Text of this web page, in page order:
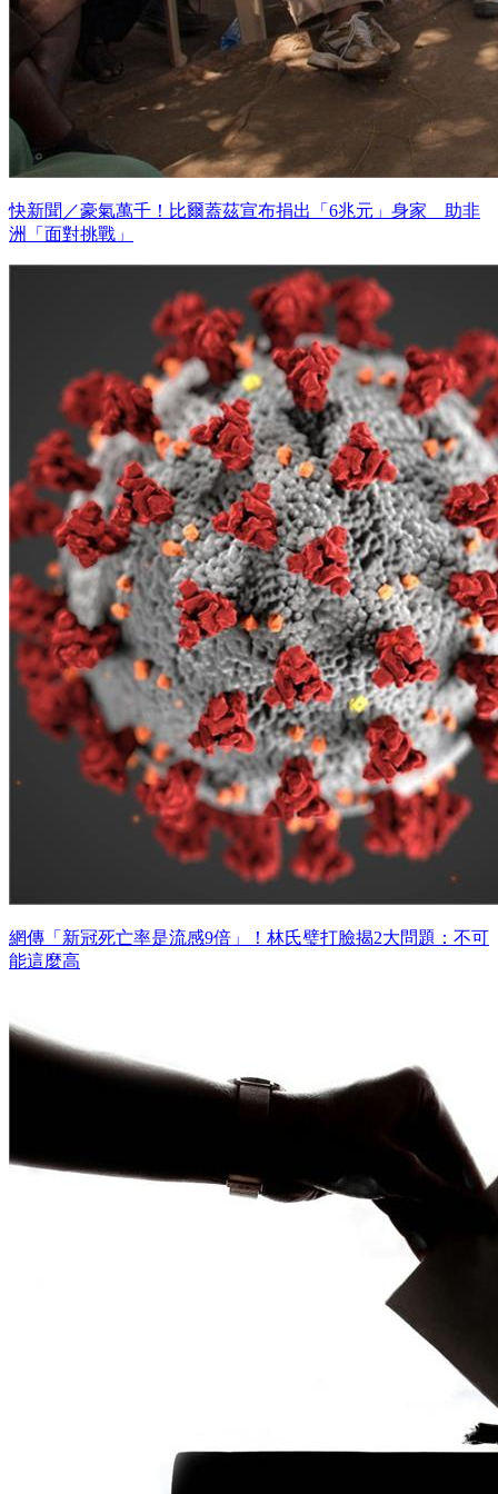
快新聞／豪氣萬千！比爾蓋茲宣布捐出「6兆元」身家 助非
洲「面對挑戰」
網傳「新冠死亡率是流感9倍」！林氏璧打臉揭2大問題：不可
能這麼高